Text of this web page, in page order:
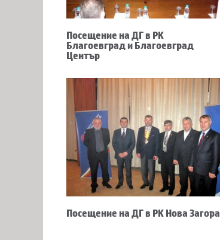
Посещение на ДГ в РК
Благоевград и Благоевград
Център
Посещение на ДГ в РК Нова Загора